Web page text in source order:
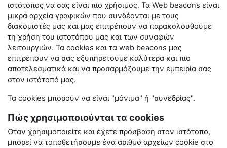
ιστότοπος να σας είναι πιο χρήσιμος. Τα Web beacons είναι
μικρά αρχεία γραφικών που συνδέονται με τους
διακομιστές μας και μας επιτρέπουν να παρακολουθούμε
τη χρήση του ιστοτόπου μας και των συναφών
λειτουργιών. Τα cookies και τα web beacons μας
επιτρέπουν να σας εξυπηρετούμε καλύτερα και πιο
αποτελεσματικά και να προσαρμόζουμε την εμπειρία σας
στον ιστότοπό μας.
Τα cookies μπορούν να είναι "μόνιμα" ή "συνεδρίας".
Πώς χρησιμοποιούνται τα cookies
Όταν χρησιμοποιείτε και έχετε πρόσβαση στον ιστότοπο,
μπορεί να τοποθετήσουμε ένα αριθμό αρχείων cookie στο